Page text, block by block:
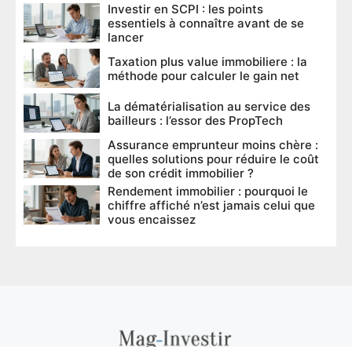
Investir en SCPI : les points
essentiels à connaître avant de se
lancer
Taxation plus value immobiliere : la
méthode pour calculer le gain net
La dématérialisation au service des
bailleurs : l’essor des PropTech
Assurance emprunteur moins chère :
quelles solutions pour réduire le coût
de son crédit immobilier ?
Rendement immobilier : pourquoi le
chiffre affiché n’est jamais celui que
vous encaissez